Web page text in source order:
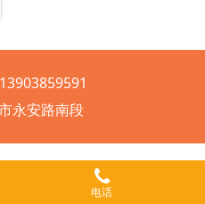
永安路南段
电话